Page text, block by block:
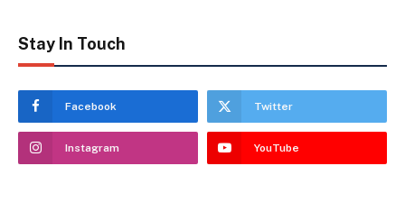
Stay In Touch
Facebook Twitter
Instagram YouTube